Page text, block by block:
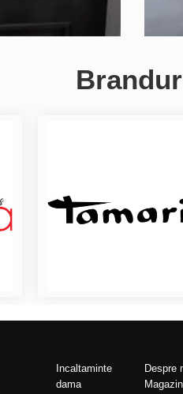
Incaltaminte
dama
Despre